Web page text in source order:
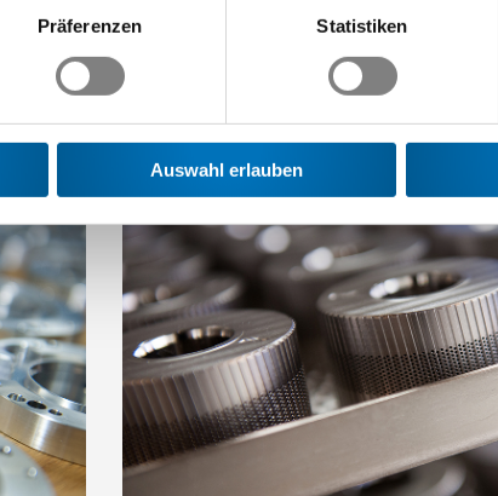
Präferenzen Statistiken
Auswahl erlauben